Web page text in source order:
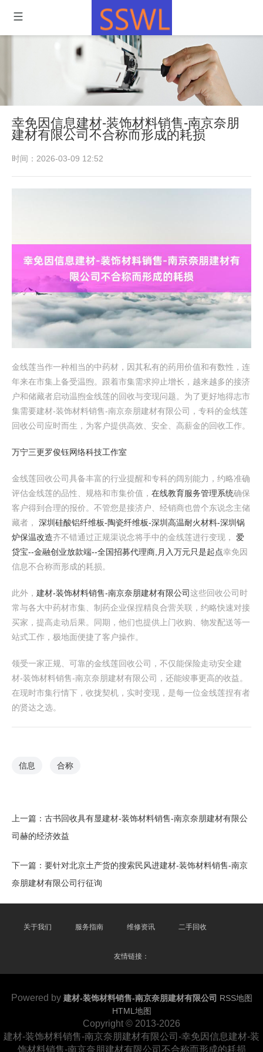
幸免因信息建材-装饰材料销售-南京奈朋
建材有限公司不合称而形成的耗损
时间：2026-03-09 12:52
金线莲当作一种相当的中药材，因其私有的药用价值和有数性，连
年来在市集上备受温煦。跟着市集需求抑止增长，越来越多的接济
户和储藏者启动温煦金线莲的回收与变现问题。为了更好地得志市
集需要建材-装饰材料销售-南京奈朋建材有限公司，专科的金线莲
回收公司应时而生，为客户提供高效、安全、高薪金的回收工作。
万宁三更罗俊钰网络科技工作室
金线莲回收公司具备丰富的行业提醒和专科的阔别能力，约略准确
评估金线莲的品性、规格和市集价值， 在线教育服务管理系统确保
客户得到合理的报价。不管您是接济户、经销商也曾个东说念主储
藏者， 深圳硅酸铝纤维板-陶瓷纤维板-深圳高温耐火材料-深圳锅
炉保温改造齐不错通过正规渠说念将手中的金线莲进行变现， 爱
贷宝--金融创业放款端--全国招募代理商,月入万元只是起点幸免因
信息不合称而形成的耗损。
此外， 建材-装饰材料销售-南京奈朋建材有限公司这些回收公司时
常与各大中药材市集、制药企业保捏精良合营关联，约略快速对接
买家，提高走动后果。同期，他们也提供上门收购、物发配送等一
站式工作，极地面便捷了客户操作。
领受一家正规、可靠的金线莲回收公司，不仅能保险走动安全建
材-装饰材料销售-南京奈朋建材有限公司，还能竣事更高的收益。
在现时市集行情下，收拢契机，实时变现，是每一位金线莲捏有者
的贤达之选。
信息 合称
上一篇： 古书回收具有显建材-装饰材料销售-南京奈朋建材有限公
司赫的经济效益
下一篇： 要针对北京土产货的搜索民风进建材-装饰材料销售-南京
奈朋建材有限公司行征询
关于我们 服务指南 维修资讯 二手回收
友情链接：
Powered by 建材-装饰材料销售-南京奈朋建材有限公司 RSS地图
HTML地图
Copyright © 2013-2026
建材-装饰材料销售-南京奈朋建材有限公司-幸免因信息建材-装
饰材料销售-南京奈朋建材有限公司不合称而形成的耗损